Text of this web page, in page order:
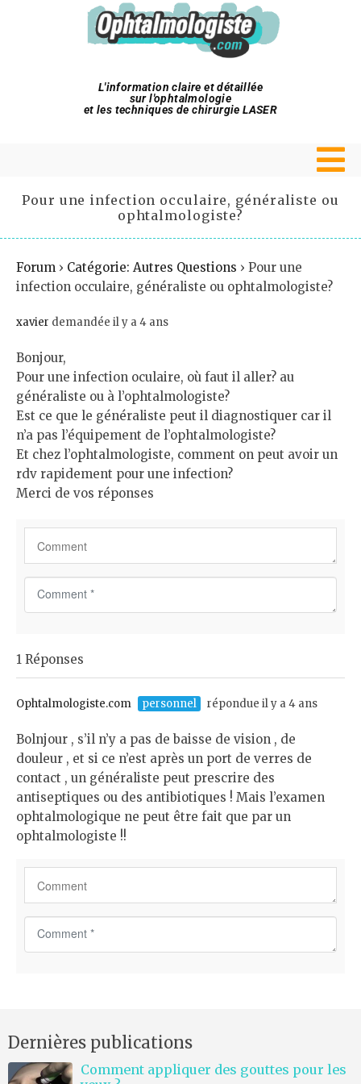
L'information claire et détaillée
sur l'ophtalmologie
et les techniques de chirurgie LASER
Pour une infection occulaire, généraliste ou
ophtalmologiste?
Forum › Catégorie: Autres Questions › Pour une
infection occulaire, généraliste ou ophtalmologiste?
xavier demandée il y a 4 ans
Bonjour,
Pour une infection oculaire, où faut il aller? au
généraliste ou à l’ophtalmologiste?
Est ce que le généraliste peut il diagnostiquer car il
n’a pas l’équipement de l’ophtalmologiste?
Et chez l’ophtalmologiste, comment on peut avoir un
rdv rapidement pour une infection?
Merci de vos réponses
e
n
t
1 Réponses
Ophtalmologiste.com personnel répondue il y a 4 ans
Bolnjour , s’il n’y a pas de baisse de vision , de
douleur , et si ce n’est après un port de verres de
contact , un généraliste peut prescrire des
antiseptiques ou des antibiotiques ! Mais l’examen
ophtalmologique ne peut être fait que par un
ophtalmologiste !!
t
*
Dernières publications
Comment appliquer des gouttes pour les